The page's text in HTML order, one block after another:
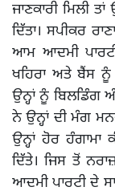
ਜਾਣਕਾਰੀ ਮਿਲੀ
ਦਿੱਤਾ। ਸਪੀਕਰ
ਆਮ ਆਦਮੀ
ਖਹਿਰਾ ਅਤੇ ਬੈਂਸ
ਉਨ੍ਹਾਂ ਨੂੰ ਬਿਲਡਿੰਗ
ਨੇ ਉਨ੍ਹਾਂ ਦੀ ਮੰਗ
ਉਨ੍ਹਾਂ ਹੋਰ
ਦਿੱਤੇ। ਜਿਸ ਤੋਂ
ਆਦਮੀ ਪਾਰਟੀ ਦੇ